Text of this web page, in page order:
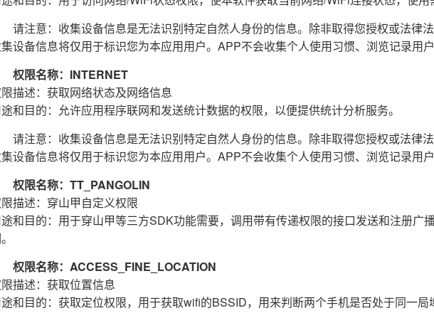
请注意：收集设备信息是无法识别特定自然人身份的信息。除非取得您授权或法律
设备信息将仅用于标识您为本应用用户。APP不会收集个人使用习惯、浏览记录用
权限名称：INTERNET
描述：获取网络状态及网络信息
和目的：允许应用程序联网和发送统计数据的权限，以便提供统计分析服务。
请注意：收集设备信息是无法识别特定自然人身份的信息。除非取得您授权或法律
设备信息将仅用于标识您为本应用用户。APP不会收集个人使用习惯、浏览记录用
权限名称：TT_PANGOLIN
描述：穿山甲自定义权限
和目的：用于穿山甲等三方SDK功能需要，调用带有传递权限的接口发送和注册广
权限名称：ACCESS_FINE_LOCATION
描述：获取位置信息
和目的：获取定位权限，用于获取wifi的BSSID，用来判断两个手机是否处于同一